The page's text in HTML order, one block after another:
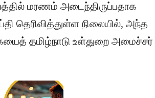
மரணம் அடைந்திருப்பதாக
தெரிவித்துள்ள நிலையில், அந்த
தமிழ்நாடு உள்துறை அமைச்சர்